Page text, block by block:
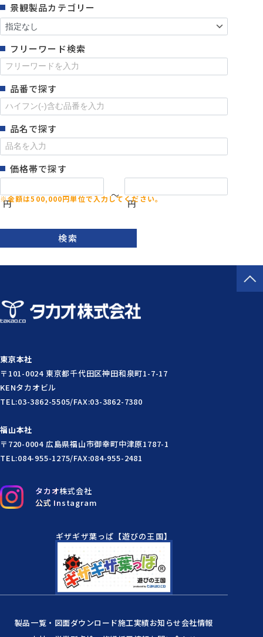
景観製品カテゴリー
フリーワード検索
品番で探す
品名で探す
価格帯で探す
円
～
円
検索
タカオ株式会社
公式 Instagram
東京本社
〒101-0024 東京都千代田区神田和泉町1-7-17
KENタカオビル
TEL:03-3862-5505/FAX:03-3862-7380
福山本社
〒720-0004 広島県福山市御幸町中津原1787-1
TEL:084-955-1275/FAX:084-955-2481
ギザギザ葉っぱ【遊びの王国】
製品一覧・図面ダウンロード施工実績お知らせ会社情報